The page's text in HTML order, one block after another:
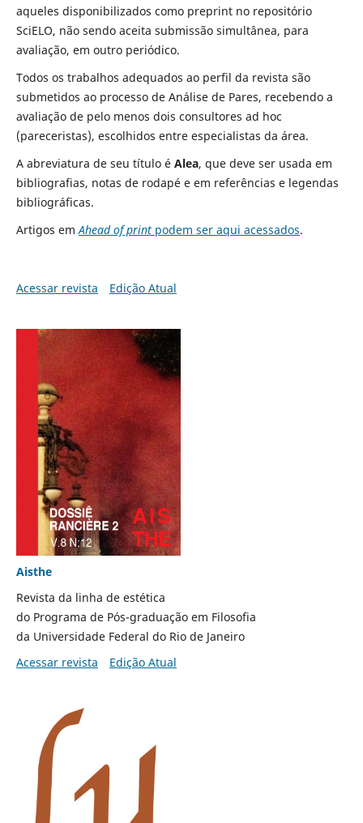
aqueles disponibilizados como preprint no repositório
SciELO, não sendo aceita submissão simultânea, para
avaliação, em outro periódico.
Todos os trabalhos adequados ao perfil da revista são
submetidos ao processo de Análise de Pares, recebendo a
avaliação de pelo menos dois consultores ad hoc
(pareceristas), escolhidos entre especialistas da área.
A abreviatura de seu título é Alea, que deve ser usada em
bibliografias, notas de rodapé e em referências e legendas
bibliográficas.
Artigos emAhead of printpodem ser aqui acessados.
Acessar revista Edição Atual
Aisthe
Revista da linha de estética
do Programa de Pós-graduação em Filosofia
da Universidade Federal do Rio de Janeiro
Acessar revista
Edição Atual